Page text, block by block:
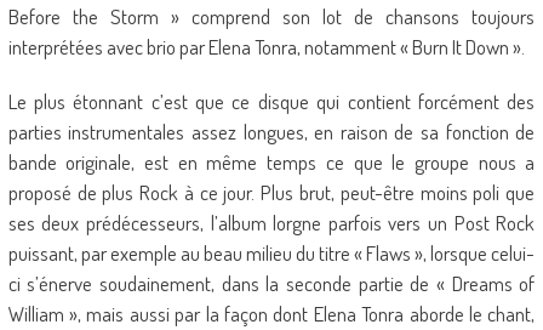
Before the Storm » comprend son lot de chansons toujours
interprétées avec brio par Elena Tonra, notamment « Burn It Down ».
Le plus étonnant c’est que ce disque qui contient forcément des
parties instrumentales assez longues, en raison de sa fonction de
bande originale, est en même temps ce que le groupe nous a
proposé de plus Rock à ce jour. Plus brut, peut-être moins poli que
ses deux prédécesseurs, l’album lorgne parfois vers un Post Rock
puissant, par exemple au beau milieu du titre « Flaws », lorsque celui-
ci s’énerve soudainement, dans la seconde partie de « Dreams of
William », mais aussi par la façon dont Elena Tonra aborde le chant,